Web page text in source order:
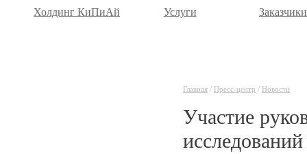
Холдинг КиПиАй Услуги Заказчики
Главная / Пресс-центр / Новости
Участие